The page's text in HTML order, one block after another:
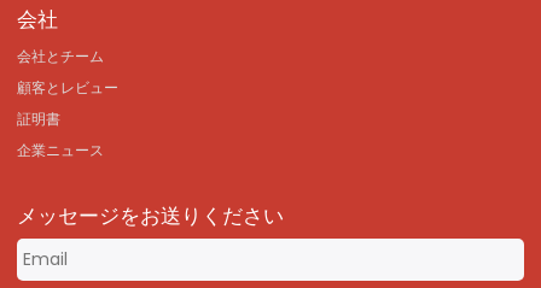
会社
会社とチーム
顧客とレビュー
証明書
企業ニュース
メッセージをお送りください